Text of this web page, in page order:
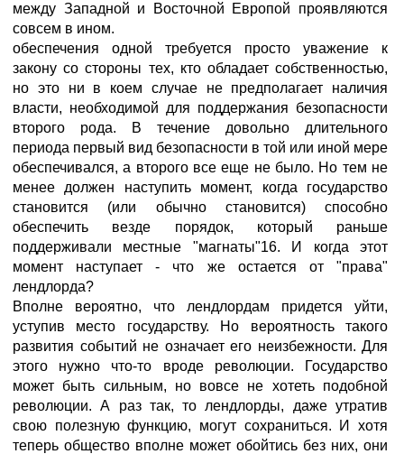
между Западной и Восточной Европой проявляются
совсем в ином.
обеспечения одной требуется просто уважение к
закону со стороны тех, кто обладает собственностью,
но это ни в коем случае не предполагает наличия
власти, необходимой для поддержания безопасности
второго рода. В течение довольно длительного
периода первый вид безопасности в той или иной мере
обеспечивался, а второго все еще не было. Но тем не
менее должен наступить момент, когда государство
становится (или обычно становится) способно
обеспечить везде порядок, который раньше
поддерживали местные "магнаты"16. И когда этот
момент наступает - что же остается от "права"
лендлорда?
Вполне вероятно, что лендлордам придется уйти,
уступив место государству. Но вероятность такого
развития событий не означает его неизбежности. Для
этого нужно что-то вроде революции. Государство
может быть сильным, но вовсе не хотеть подобной
революции. А раз так, то лендлорды, даже утратив
свою полезную функцию, могут сохраниться. И хотя
теперь общество вполне может обойтись без них, они